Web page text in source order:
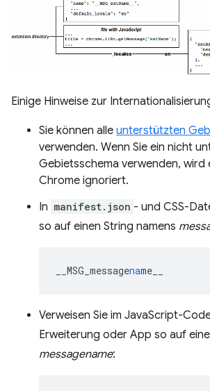
Einige Hinweise zur
Sie können alle unterstützten
verwenden. Wenn Sie ein nicht
Gebietsschema verwenden, wird
Chrome ignoriert.
In manifest.json - und CSS-
so auf einen String namens
__MSG_messagename__
Verweisen Sie im JavaScript-
Erweiterung oder App so auf
messagename: